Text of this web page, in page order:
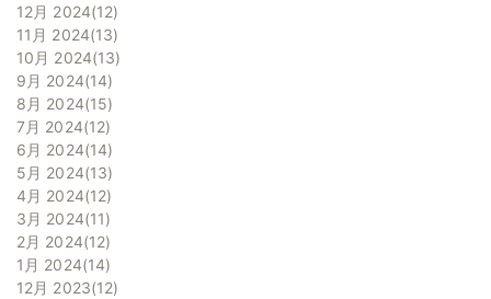
12月 2024 12
11月 2024 13
10月 2024 13
9月 2024 14
8月 2024 15
7月 2024 12
6月 2024 14
5月 2024 13
4月 2024 12
3月 2024 11
2月 2024 12
1月 2024 14
12月 2023 12